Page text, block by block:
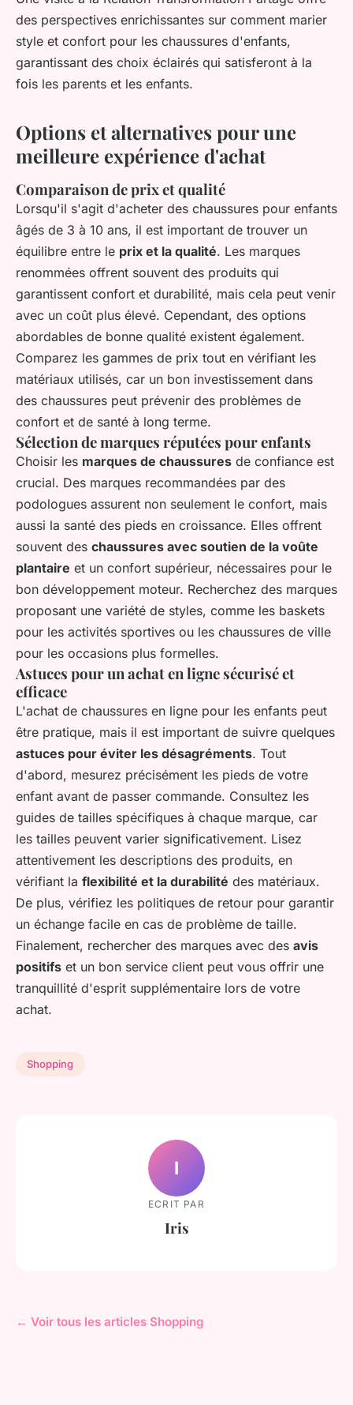
des perspectives enrichissantes sur comment marier
style et confort pour les chaussures d'enfants,
garantissant des choix éclairés qui satisferont à la
fois les parents et les enfants.
Options et alternatives pour une
meilleure expérience d'achat
Comparaison de prix et qualité
Lorsqu'il s'agit d'acheter des chaussures pour enfants
âgés de 3 à 10 ans, il est important de trouver un
équilibre entre le prix et la qualité. Les marques
renommées offrent souvent des produits qui
garantissent confort et durabilité, mais cela peut venir
avec un coût plus élevé. Cependant, des options
abordables de bonne qualité existent également.
Comparez les gammes de prix tout en vérifiant les
matériaux utilisés, car un bon investissement dans
des chaussures peut prévenir des problèmes de
confort et de santé à long terme.
Sélection de marques réputées pour enfants
Choisir les marques de chaussures de confiance est
crucial. Des marques recommandées par des
podologues assurent non seulement le confort, mais
aussi la santé des pieds en croissance. Elles offrent
souvent des chaussures avec soutien de la voûte
plantaire et un confort supérieur, nécessaires pour le
bon développement moteur. Recherchez des marques
proposant une variété de styles, comme les baskets
pour les activités sportives ou les chaussures de ville
pour les occasions plus formelles.
Astuces pour un achat en ligne sécurisé et
efficace
L'achat de chaussures en ligne pour les enfants peut
être pratique, mais il est important de suivre quelques
astuces pour éviter les désagréments. Tout
d'abord, mesurez précisément les pieds de votre
enfant avant de passer commande. Consultez les
guides de tailles spécifiques à chaque marque, car
les tailles peuvent varier significativement. Lisez
attentivement les descriptions des produits, en
vérifiant la flexibilité et la durabilité des matériaux.
De plus, vérifiez les politiques de retour pour garantir
un échange facile en cas de problème de taille.
Finalement, rechercher des marques avec des avis
positifs et un bon service client peut vous offrir une
tranquillité d'esprit supplémentaire lors de votre
achat.
Shopping
I
ECRIT PAR
Iris
← Voir tous les articles Shopping